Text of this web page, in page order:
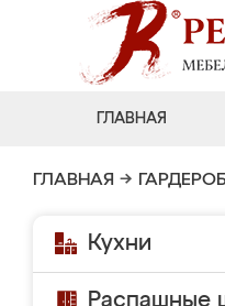
ГЛАВНАЯ
ГЛАВНАЯ →
Кухни
Распашные